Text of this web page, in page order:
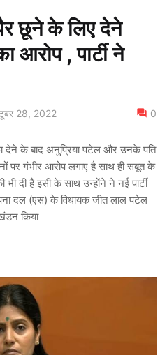
छूने के लिए देने
आरोप , पार्टी ने
28, 2022 0
देने के बाद अनुप्रिया पटेल और उनके पति
पर गंभीर आरोप लगाए है साथ ही सबूत के
दी है इसी के साथ उन्होंने ने नई पार्टी
दल (एस) के विधायक जीत लाल पटेल
किया